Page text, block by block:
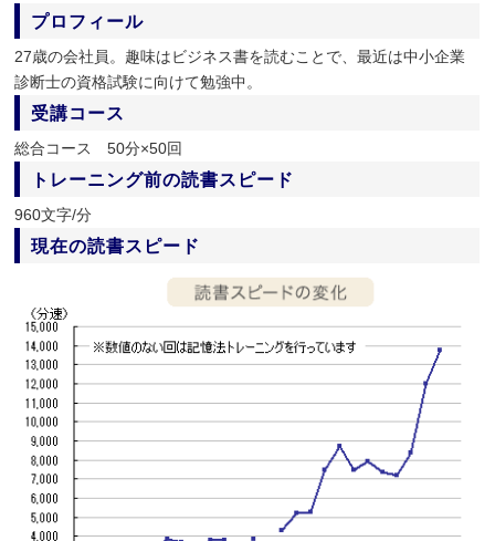
プロフィール
27歳の会社員。趣味はビジネス書を読むことで、最近は中小企業
診断士の資格試験に向けて勉強中。
受講コース
総合コース 50分×50回
トレーニング前の読書スピード
960文字/分
現在の読書スピード